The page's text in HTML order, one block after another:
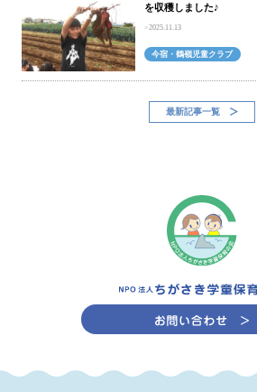
を収穫しました♪
2025.11.13
今宿・鶴嶺児童クラブ
最新記事一覧